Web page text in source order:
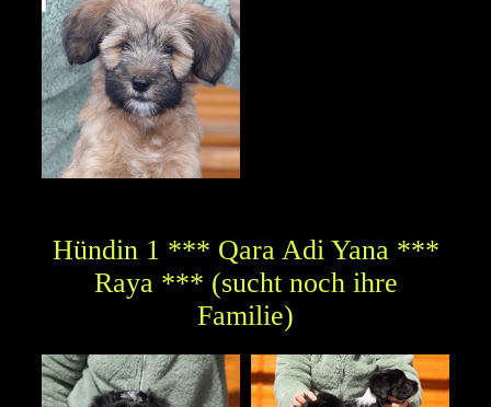
Hündin 1 *** Qara Adi Yana ***
Raya *** (sucht noch ihre
Familie)